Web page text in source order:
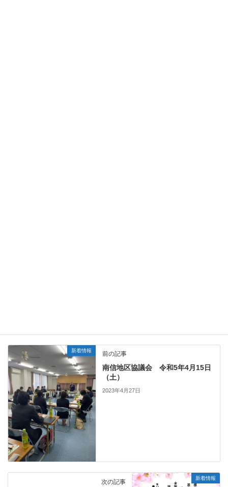
新着情報 前の記事
南信地区協議会 令和5年4月15日
（土）
2023年4月27日
新着情報
次の記事